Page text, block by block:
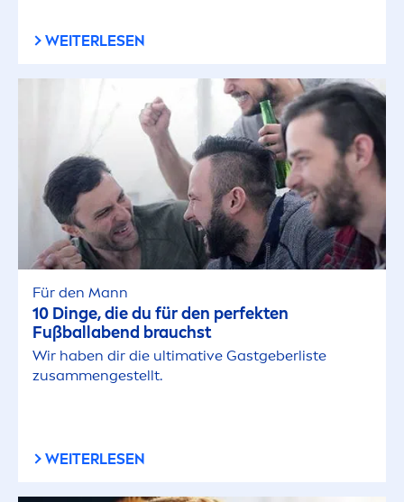
WEITERLESEN
Für den Mann
10 Dinge, die du für den perfekten
Fußballabend brauchst
Wir haben dir die ultimative Gastgeberliste
zusammengestellt.
WEITERLESEN